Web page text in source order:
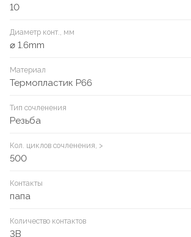
10
Диаметр конт., мм
⌀ 1.6mm
Материал
Термопластик P66
Тип сочленения
Резьба
Кол. циклов сочленения, >
500
Контакты
папа
Количество контактов
3B